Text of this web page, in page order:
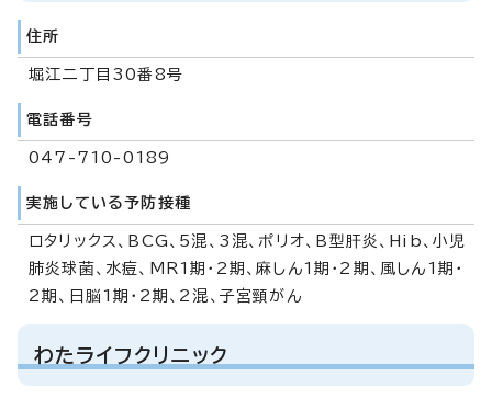
住所
堀江二丁目30番8号
電話番号
047-710-0189
実施している予防接種
ロタリックス、BCG、5混、3混、ポリオ、B型肝炎、Hib、小児
肺炎球菌、水痘、MR1期・2期、麻しん1期・2期、風しん1期・
2期、日脳1期・2期、2混、子宮頸がん
わたライフクリニック